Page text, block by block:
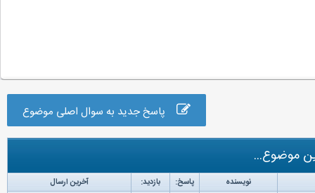
پاسخ جدید به سوال اصلی موضوع
موضوع...
نویسنده پاسخ: بازدید: آخرین ارسال